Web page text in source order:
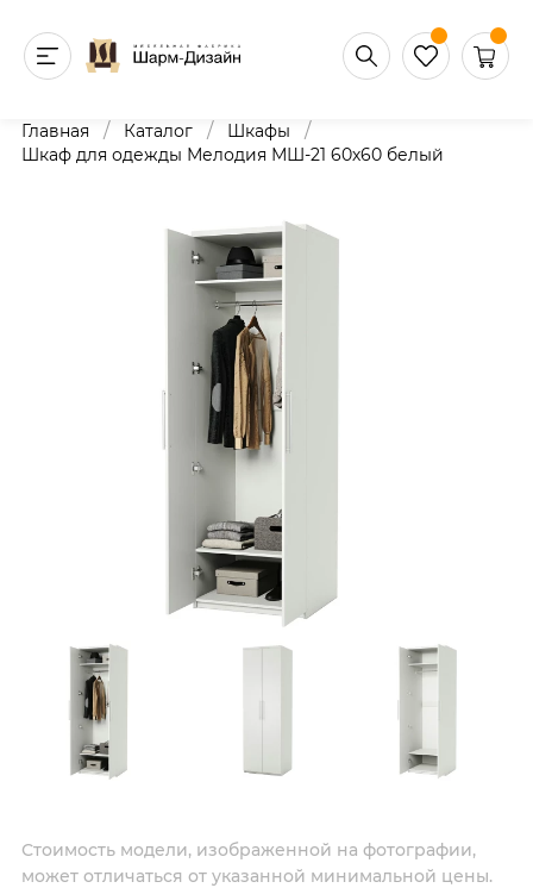
Главная / Каталог / Шкафы /
Шкаф для одежды Мелодия МШ-21 60х60 белый
Стоимость модели, изображенной на фотографии,
может отличаться от указанной минимальной цены.